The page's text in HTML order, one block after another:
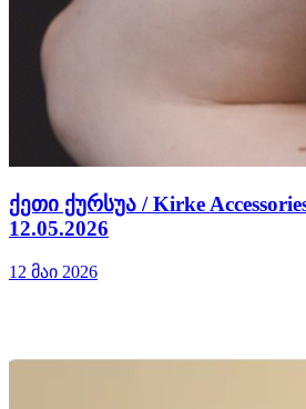
ქეთი ქურსუა / Kirke
12.05.2026
12 მაი 2026